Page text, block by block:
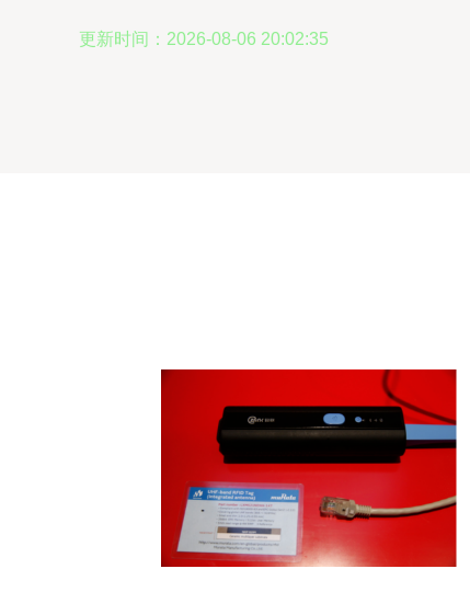
更新时间：2026-08-06 20:02:35